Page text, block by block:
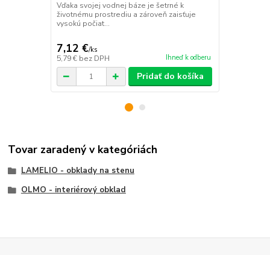
Vďaka svojej vodnej báze je šetrné k
životnému prostrediu a zároveň zaisťuje
vysokú počiat...
7,12 €/ks
5,79 € bez DPH Ihneď k odberu
Pridať do košíka
Tovar zaradený v kategóriách
LAMELIO - obklady na stenu
OLMO - interiérový obklad